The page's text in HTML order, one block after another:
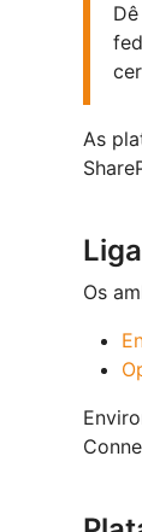
As
Os